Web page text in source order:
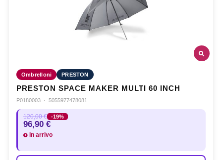
Ombrelloni PRESTON
PRESTON SPACE MAKER MULTI 60 INCH
P0180003 · 5055977478081
120,00 € -19%
96,90 €
In arrivo